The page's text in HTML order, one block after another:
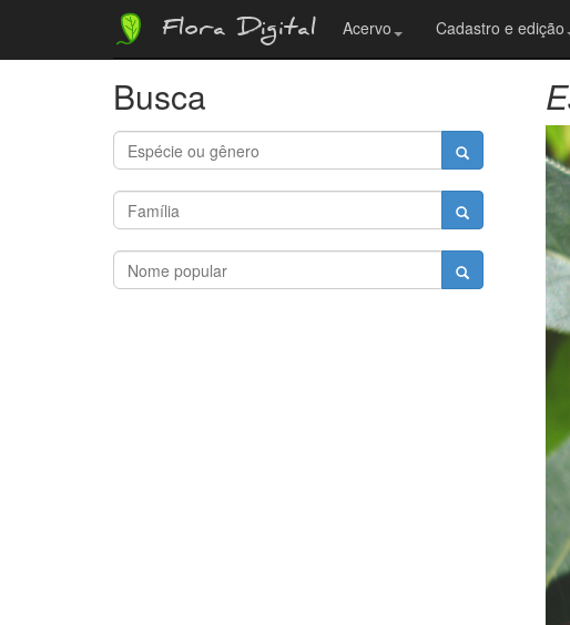
Flora Digital Acervo Cadastro e edição
Busca